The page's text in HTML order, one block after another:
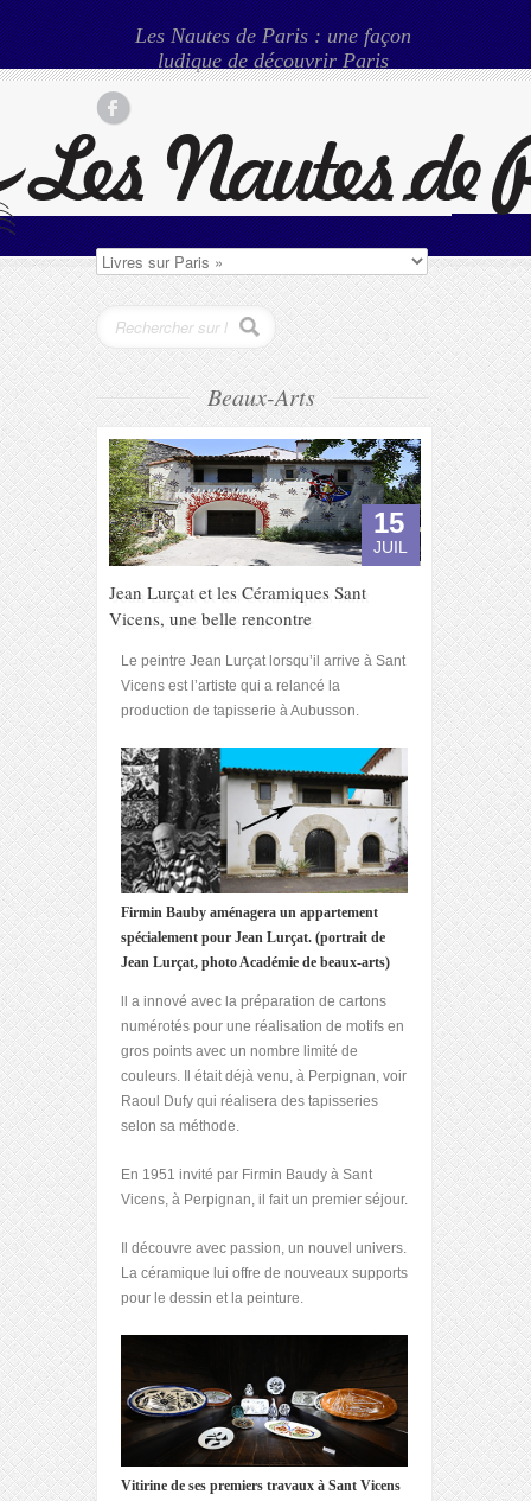
Les Nautes de Paris : une façon
ludique de découvrir Paris
Beaux-Arts
15
JUIL
Jean Lurçat et les Céramiques Sant
Vicens, une belle rencontre
Le peintre Jean Lurçat lorsqu’il arrive à Sant
Vicens est l’artiste qui a relancé la
production de tapisserie à Aubusson.
Firmin Bauby aménagera un appartement
spécialement pour Jean Lurçat. (portrait de
Jean Lurçat, photo Académie de beaux-arts)
ll a innové avec la préparation de cartons
numérotés pour une réalisation de motifs en
gros points avec un nombre limité de
couleurs. Il était déjà venu, à Perpignan, voir
Raoul Dufy qui réalisera des tapisseries
selon sa méthode.
En 1951 invité par Firmin Baudy à Sant
Vicens, à Perpignan, il fait un premier séjour.
Il découvre avec passion, un nouvel univers.
La céramique lui offre de nouveaux supports
pour le dessin et la peinture.
Vitirine de ses premiers travaux à Sant Vicens